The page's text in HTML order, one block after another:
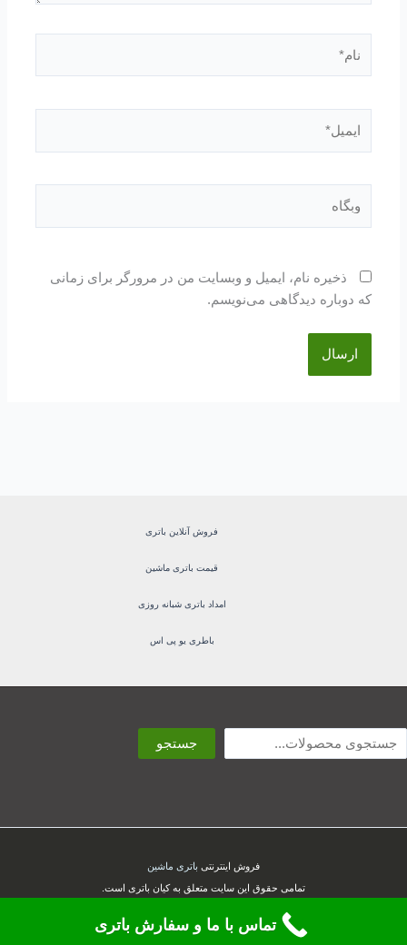
ذخیره نام، ایمیل و وبسایت من در مرورگر برای زمانی
که دوباره دیدگاهی می‌نویسم.
فروش آنلاین باتری
قیمت باتری ماشین
امداد باتری شبانه روزی
باطری یو پی اس
جستجو
فروش اینترنتی باتری ماشین
تمامی حقوق این سایت متعلق به کیان باتری است.
تماس با ما و سفارش باتری